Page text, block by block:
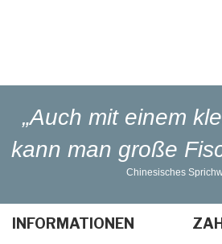
„Auch mit einem
kann man große
Chinesisches
INFORMATIONEN